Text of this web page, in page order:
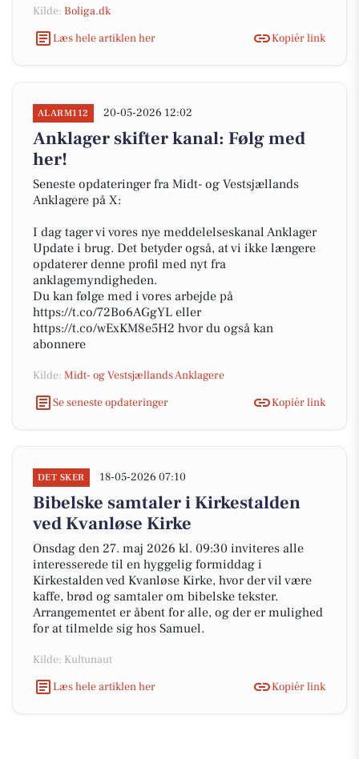
Kilde: Boliga.dk
Læs hele artiklen her
Kopiér link
ALARM112 20-05-2026 12:02
Anklager skifter kanal: Følg med
her!
Seneste opdateringer fra Midt- og Vestsjællands
Anklagere på X:
I dag tager vi vores nye meddelelseskanal Anklager
Update i brug. Det betyder også, at vi ikke længere
opdaterer denne profil med nyt fra
anklagemyndigheden.
Du kan følge med i vores arbejde på
https://t.co/72Bo6AGgYL eller
https://t.co/wExKM8e5H2 hvor du også kan
abonnere
Kilde: Midt- og Vestsjællands Anklagere
Se seneste opdateringer
Kopiér link
DET SKER 18-05-2026 07:10
Bibelske samtaler i Kirkestalden
ved Kvanløse Kirke
Onsdag den 27. maj 2026 kl. 09:30 inviteres alle
interesserede til en hyggelig formiddag i
Kirkestalden ved Kvanløse Kirke, hvor der vil være
kaffe, brød og samtaler om bibelske tekster.
Arrangementet er åbent for alle, og der er mulighed
for at tilmelde sig hos Samuel.
Kilde: Kultunaut
Læs hele artiklen her
Kopiér link